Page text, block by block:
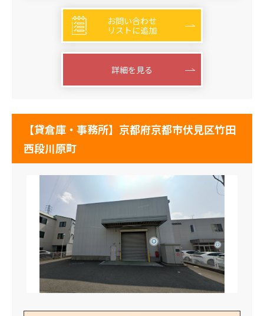
お問い合わせ
リストに追加
詳細を見る
【貸倉庫・事務所】京都府京都市伏見区竹田
西段川原町